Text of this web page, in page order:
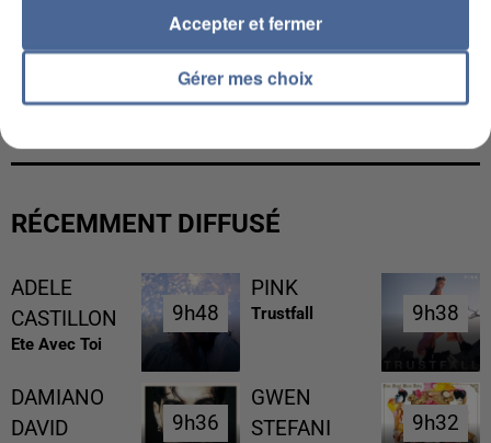
UN SECOND CADRE DE LA DZ MAFIA
INTERPELLÉ EN ALGÉRIE
RÉCEMMENT DIFFUSÉ
ADELE
CASTILLON
Ete Avec Toi
9h48
9h48
PINK
Trustfall 9h38
9h38
DAMIANO
DAVID
9h36
9h36
GWEN
STEFANI
9h32
9h32
Gérer mes choix
Accepter et fermer